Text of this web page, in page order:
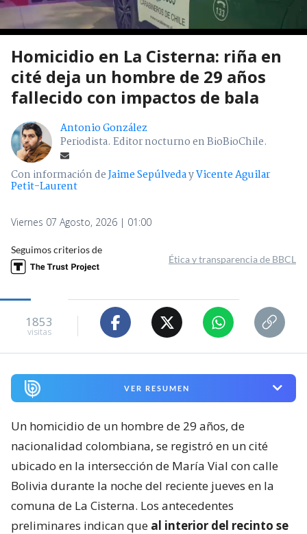
Homicidio en La Cisterna: riña en
cité deja un hombre de 29 años
fallecido con impactos de bala
Antonio González
Periodista. Editor nocturno en BioBioChile.
Con información deJaime SepúlvedayVicente Aguilar
Petit-Laurent
Viernes 07 Agosto, 2026 | 01:00
Seguimos criterios de
Ética y transparencia de BBCL
1853
visitas
VER RESUMEN
Un homicidio de un hombre de 29 años, de
nacionalidad colombiana, se registró en un cité
ubicado en la intersección de María Vial con calle
Bolivia durante la noche del reciente jueves en la
comuna de La Cisterna. Los antecedentes
preliminares indican que al interior del recinto se